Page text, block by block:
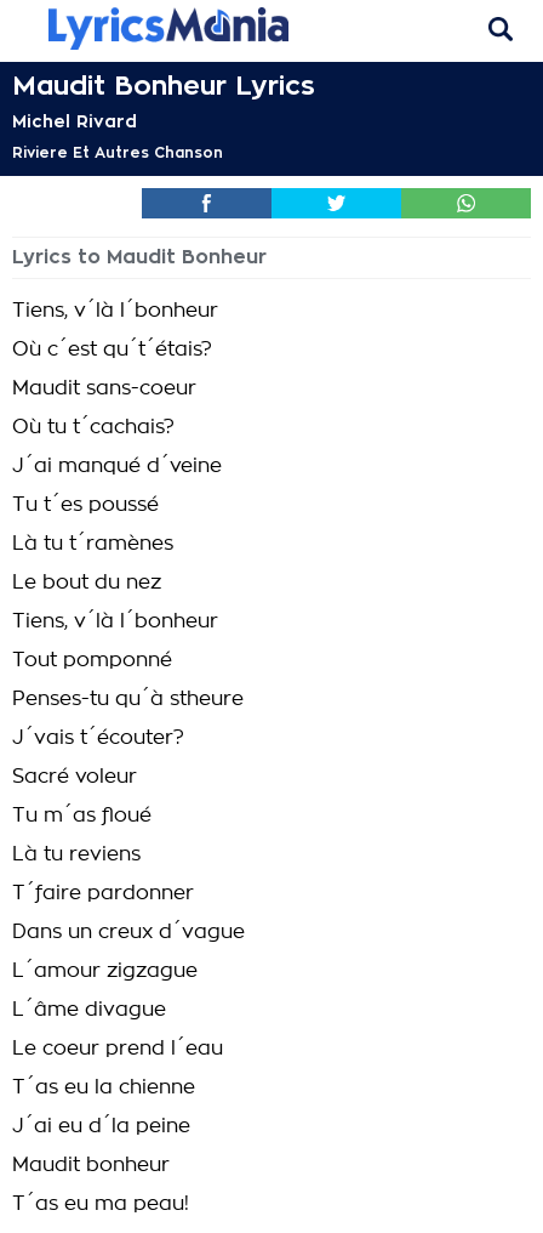
Maudit Bonheur Lyrics
Michel Rivard
Riviere Et Autres Chanson
Lyrics to Maudit Bonheur
Tiens, v´là l´bonheur
Où c´est qu´t´étais?
Maudit sans-coeur
Où tu t´cachais?
J´ai manqué d´veine
Tu t´es poussé
Là tu t´ramènes
Le bout du nez
Tiens, v´là l´bonheur
Tout pomponné
Penses-tu qu´à stheure
J´vais t´écouter?
Sacré voleur
Tu m´as floué
Là tu reviens
T´faire pardonner
Dans un creux d´vague
L´amour zigzague
L´âme divague
Le coeur prend l´eau
T´as eu la chienne
J´ai eu d´la peine
Maudit bonheur
T´as eu ma peau!